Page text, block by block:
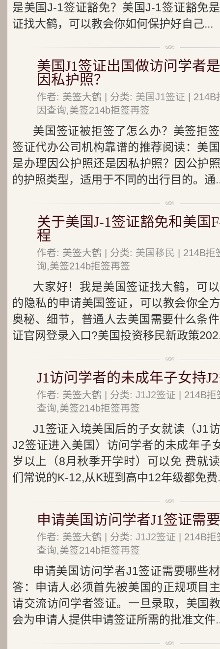
是美国J-1签证豁免？ 美国J-1签证豁免
证找大鹤，可以教会你如何保护好自己...
美国J1签证出国做访问学者
因私护照？
作者: 美签大鹤 | 分类: 美国J1签证 |
因查询,美签214b拒签再签
美国签证被拒签了怎么办？美签拒
签证代办公司机构靠谱的推荐阅读：美
是办理因公护照还是因私护照？因公护
的护照类型，适用于不同的出行目的。通
关于美国J-1签证豁免和美国
程
作者: 美签大鹤 | 分类: 美国移民 | 214B
询,美签214b拒签再签
大家好！我是美国签证找大鹤，可
的隐私的申请美国签证，可以教会你全
奥秘、细节，普通人去美国需要什么条
证官网登录入口?美国投资移民新政策
J1访问学者的未成年子女持
作者: 美签大鹤 | 分类: J1J2签证 | 214B
查询,美签214b拒签再签
J1签证入境美国后的子女就读（J1
J2签证进入美国）访问学者的未成年子
岁以上（8月秋季开学时）可以免 费就
们常说的K-12,从K班到高中12年级都免费
申请美国访问学者J1签证需
作者: 美签大鹤 | 分类: J1J2签证 | 214B
查询,美签214b拒签再签
申请美国访问学者J1签证需要哪些
答：申请人必须首先被美国的正规项目
请交流访问学者签证。一旦录取，美国
会为申请人提供申请签证所需的批准文件